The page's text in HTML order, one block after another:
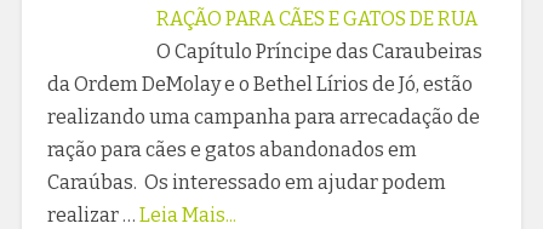
RAÇÃO PARA CÃES E GATOS DE RUA
O Capítulo Príncipe das Caraubeiras
da Ordem DeMolay e o Bethel Lírios de Jó, estão
realizando uma campanha para arrecadação de
ração para cães e gatos abandonados em
Caraúbas. Os interessado em ajudar podem
realizar … Leia Mais...